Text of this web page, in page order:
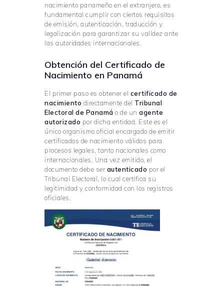
nacimiento panameño en el extranjero, es
fundamental cumplir con ciertos requisitos
de emisión, autenticación, traducción y
legalización para garantizar su validez ante
las autoridades internacionales.
Obtención del Certificado de
Nacimiento en Panamá
El primer paso es obtener el certificado de
nacimiento directamente del Tribunal
Electoral de Panamá o de un agente
autorizado por dicha entidad. Este es el
único organismo oficial encargado de emitir
certificados de nacimiento válidos para
procesos legales, tanto nacionales como
internacionales. Una vez emitido, el
documento debe serautenticado por el
Tribunal Electoral, lo cual certifica su
legitimidad y conformidad con los registros
oficiales.